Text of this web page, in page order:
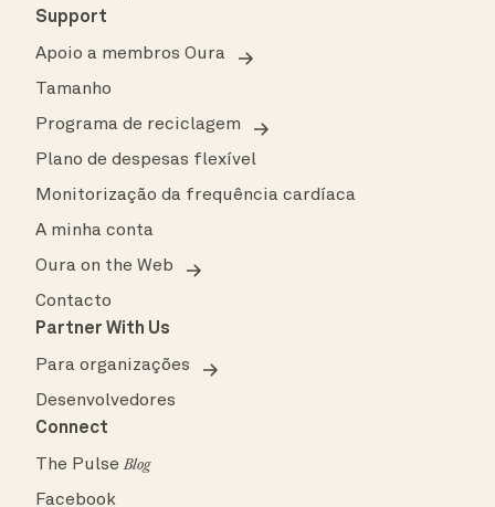
Support
Apoio a membros Oura
Tamanho
Programa de reciclagem
Plano de despesas flexível
Monitorização da frequência cardíaca
A minha conta
Oura on the Web
Contacto
Partner With Us
Para organizações
Desenvolvedores
Connect
The PulseBlog
Facebook